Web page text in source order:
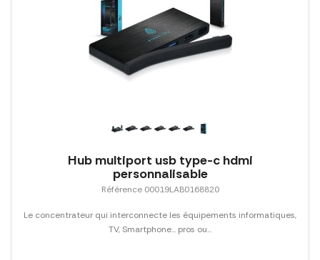
Hub multiport usb type-c hdmi
personnalisable
Référence 00019LAB0168820
Le concentrateur qui interconnecte les équipements informatiques,
TV, Smartphone... pros ou...